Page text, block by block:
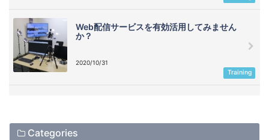
Web配信サービスを有効活用してみません
か？
2020/10/31
Training
Categories